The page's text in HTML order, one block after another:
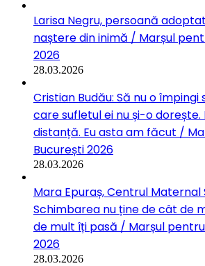
Larisa Negru, persoană
naștere din inimă / Marșul
2026
28.03.2026
Cristian Budău: Să nu o
care sufletul ei nu și-o dorește.
distanță. Eu asta am făcut /
București 2026
28.03.2026
Mara Epuraș, Centrul Maternal
Schimbarea nu ține de cât de
de mult îți pasă / Marșul
2026
28.03.2026